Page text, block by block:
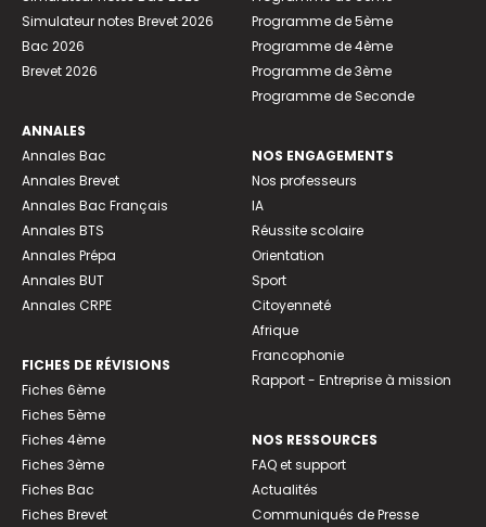
Simulateur notes Brevet 2026
Bac 2026
Brevet 2026
ANNALES
Annales Bac
Annales Brevet
Annales Bac Français
Annales BTS
Annales Prépa
Annales BUT
Annales CRPE
FICHES DE RÉVISIONS
Fiches 6ème
Fiches 5ème
Fiches 4ème
Fiches 3ème
Fiches Bac
Fiches Brevet
Programme de 5ème
Programme de 4ème
Programme de 3ème
Programme de Seconde
NOS ENGAGEMENTS
Nos professeurs
IA
Réussite scolaire
Orientation
Sport
Citoyenneté
Afrique
Francophonie
Rapport - Entreprise à mission
NOS RESSOURCES
FAQ et support
Actualités
Communiqués de Presse